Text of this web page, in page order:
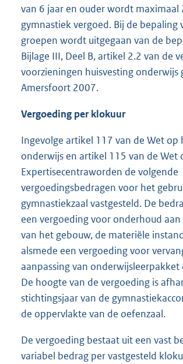
van 6 jaar en ouder wordt maximaal
gymnastiek vergoed. Bij de bepaling
groepen wordt uitgegaan van de
Bijlage III, Deel B, artikel 2.2 van de
voorzieningen huisvesting onderwijs
Amersfoort 2007.
Vergoeding per klokuur
Ingevolge artikel 117 van de Wet op
onderwijs en artikel 115 van de Wet
Expertisecentraworden de volgende
vergoedingsbedragen voor het
gymnastiekzaal vastgesteld. De
een vergoeding voor onderhoud
van het gebouw, de materiële
alsmede een vergoeding voor
aanpassing van onderwijsleerpakket
De hoogte van de vergoeding is
stichtingsjaar van de
de oppervlakte van de oefenzaal.
De vergoeding bestaat uit een vast
variabel bedrag per vastgesteld